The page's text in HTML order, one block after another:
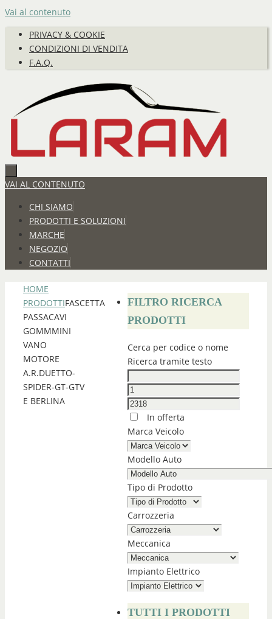
Vai al contenuto
PRIVACY & COOKIE
CONDIZIONI DI VENDITA
F.A.Q.
VAI AL CONTENUTO
CHI SIAMO
PRODOTTI E SOLUZIONI
MARCHE
NEGOZIO
CONTATTI
HOME
PRODOTTIFASCETTA
PASSACAVI
GOMMMINI
VANO
MOTORE
A.R.DUETTO-
SPIDER-GT-GTV
E BERLINA
FILTRO RICERCA
PRODOTTI
Cerca per codice o nome
Ricerca tramite testo
In offerta
Marca Veicolo
Modello Auto
Tipo di Prodotto
Carrozzeria
Meccanica
Impianto Elettrico
TUTTI I PRODOTTI